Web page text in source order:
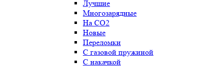
Лучшие
Многозарядные
На CO2
Новые
Переломки
С газовой пружиной
С накачкой